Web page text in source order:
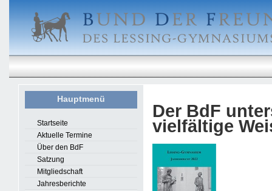
Hauptmenü
Startseite
Aktuelle Termine
Über den BdF
Satzung
Mitgliedschaft
Jahresberichte
Der BdF
vielfältige